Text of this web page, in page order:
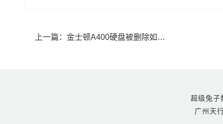
上一篇： 金士顿A400硬盘被删除如何恢复,金士顿A400硬盘删除文件恢复
超级兔
广州天